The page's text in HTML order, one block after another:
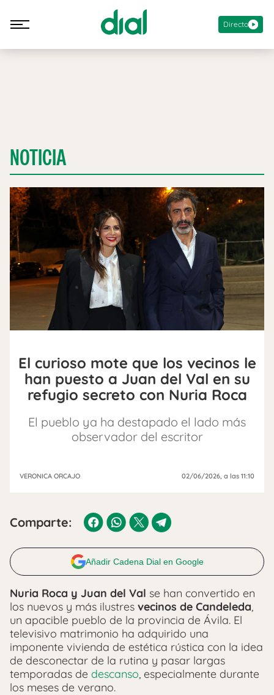
Directo
NOTICIA
El curioso mote que los vecinos le
han puesto a Juan del Val en su
refugio secreto con Nuria Roca
El pueblo ya ha destapado el lado más
observador del escritor
VERONICA ORCAJO 02/06/2026, a las 11:10
Comparte:
Añadir Cadena Dial en Google
Nuria Roca y Juan del Val se han convertido en
los nuevos y más ilustres vecinos de Candeleda,
un apacible pueblo de la provincia de Ávila. El
televisivo matrimonio ha adquirido una
imponente vivienda de estética rústica con la idea
de desconectar de la rutina y pasar largas
temporadas de descanso, especialmente durante
los meses de verano.